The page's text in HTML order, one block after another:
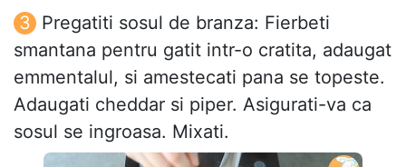
Pregatiti sosul de branza: Fierbeti
smantana pentru gatit intr-o cratita, adaugat
emmentalul, si amestecati pana se topeste.
Adaugati cheddar si piper. Asigurati-va ca
sosul se ingroasa. Mixati.